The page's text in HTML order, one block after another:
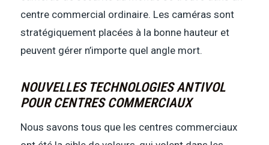
centre commercial ordinaire. Les caméras sont
stratégiquement placées à la bonne hauteur et
peuvent gérer n’importe quel angle mort.
NOUVELLES TECHNOLOGIES ANTIVOL
POUR CENTRES COMMERCIAUX
Nous savons tous que les centres commerciaux